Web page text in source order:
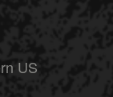
US